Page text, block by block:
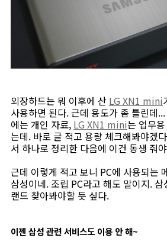
외장하드는 뭐 이후에 산 LG XN1 mini
사용하면 된다. 근데 용도가 좀 틀린데...
에는 개인 자료, LG XN1 mini는 업무
는데. 바로 글 적고 용량 체크해봐야겠
서 하나로 정리한 다음에 이건 동생 줘
근데 이렇게 적고 보니 PC에 사용되는
삼성이네. 조립 PC라고 해도 말이지.
랜드 찾아봐야할 듯 싶다.
이젠 삼성 관련 서비스도 이용 안 해~